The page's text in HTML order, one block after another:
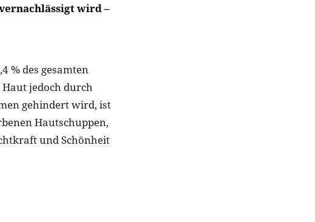
wird –
% des gesamten
jedoch durch
gehindert wird, ist
Hautschuppen,
und Schönheit